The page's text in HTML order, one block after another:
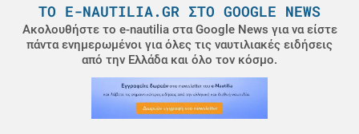
ΤΟ E-NAUTILIA.GR ΣΤΟ GOOGLE NEWS
Ακολουθήστε το e-nautilia στα Google News για να είστε
πάντα ενημερωμένοι για όλες τις ναυτιλιακές ειδήσεις
από την Ελλάδα και όλο τον κόσμο.